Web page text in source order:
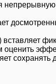
оценить
сохранять